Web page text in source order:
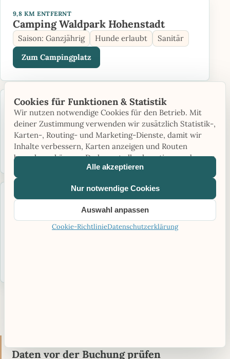
Cookies für Funktionen & Statistik
Wir nutzen notwendige Cookies für den Betrieb. Mit
deiner Zustimmung verwenden wir zusätzlich Statistik-,
Karten-, Routing- und Marketing-Dienste, damit wir
Inhalte verbessern, Karten anzeigen und Routen
berechnen können. Du kannst alle akzeptieren oder nur
notwendige Cookies verwenden.
Alle akzeptieren
Nur notwendige Cookies
Auswahl anpassen
Cookie-RichtlinieDatenschutzerklärung
9,8 KM ENTFERNT
Camping Waldpark Hohenstadt
Saison: Ganzjährig Hunde erlaubt
Sanitär
Zum Campingplatz
10,7 KM ENTFERNT
ALBCAMPING Westerheim
Saison: Ganzjährig Hunde erlaubt
Sanitär
Zum Campingplatz
15,6 KM ENTFERNT
Campingplatz Winkelbachtal
Saison: Saisonbetrieb
60 Stellplätze
Daten vor der Buchung prüfen